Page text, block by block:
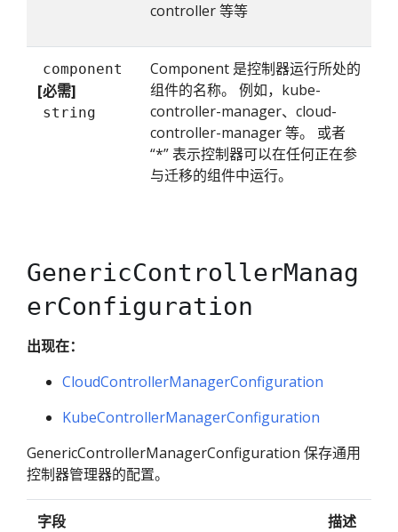
controller 等等
component
[必需]
string
Component 是控制器运行所处的
组件的名称。 例如，kube-
controller-manager、cloud-
controller-manager 等。 或者
“*” 表示控制器可以在任何正在参
与迁移的组件中运行。
GenericControllerManag
erConfiguration
出现在：
CloudControllerManagerConfiguration
KubeControllerManagerConfiguration
GenericControllerManagerConfiguration 保存通用
控制器管理器的配置。
字段 描述